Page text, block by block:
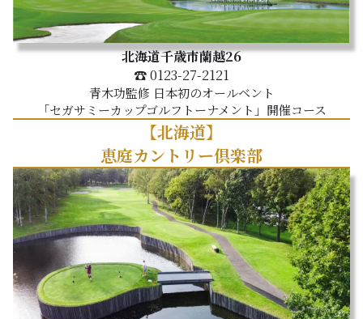
北海道千歳市蘭越26
☎ 0123-27-2121
青木功監修 日本初のオールベント
「セガサミーカップゴルフトーナメント」開催コース
【北海道】
恵庭カントリー倶楽部